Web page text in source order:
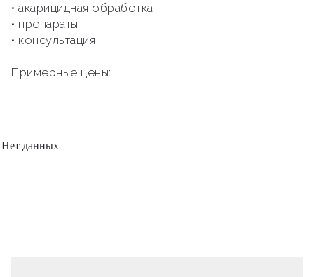
• акарицидная обработка
• препараты
• консультация
Примерные цены:
Нет данных